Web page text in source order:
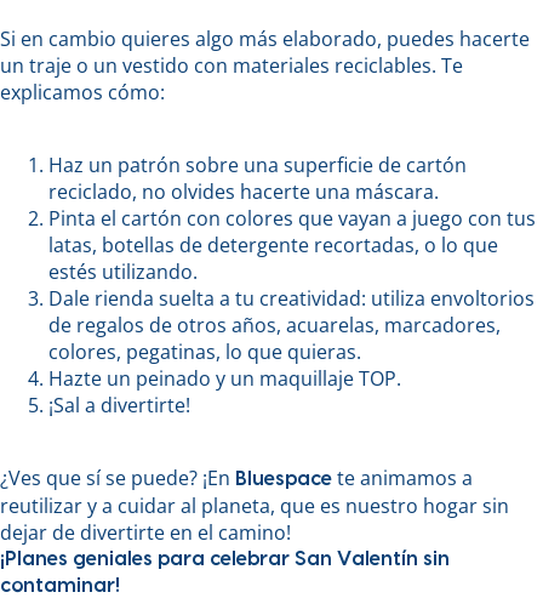
Si en cambio quieres algo más elaborado, puedes hacerte
un traje o un vestido con materiales reciclables. Te
explicamos cómo:
Haz un patrón sobre una superficie de cartón
reciclado, no olvides hacerte una máscara.
Pinta el cartón con colores que vayan a juego con tus
latas, botellas de detergente recortadas, o lo que
estés utilizando.
Dale rienda suelta a tu creatividad: utiliza envoltorios
de regalos de otros años, acuarelas, marcadores,
colores, pegatinas, lo que quieras.
Hazte un peinado y un maquillaje TOP.
¡Sal a divertirte!
¿Ves que sí se puede? ¡En Bluespace te animamos a
reutilizar y a cuidar al planeta, que es nuestro hogar sin
dejar de divertirte en el camino!
¡Planes geniales para celebrar San Valentín sin
contaminar!